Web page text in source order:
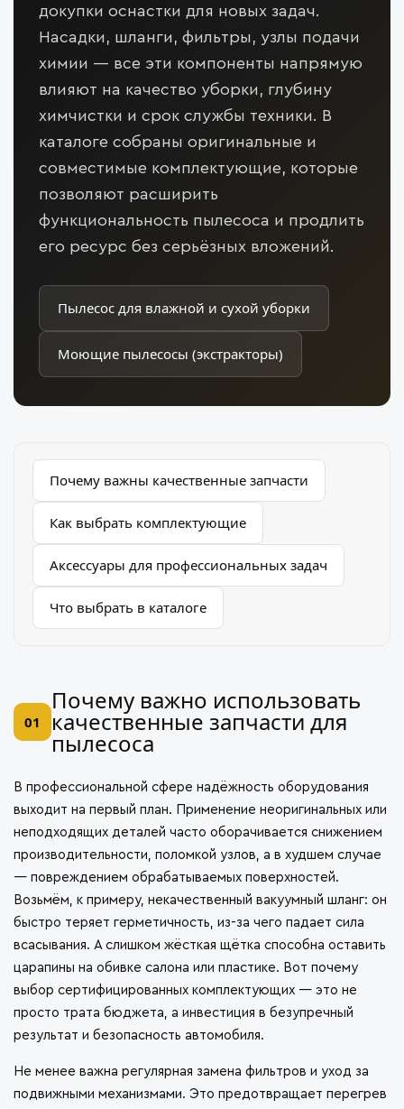
докупки оснастки для новых задач.
Насадки, шланги, фильтры, узлы подачи
химии — все эти компоненты напрямую
влияют на качество уборки, глубину
химчистки и срок службы техники. В
каталоге собраны оригинальные и
совместимые комплектующие, которые
позволяют расширить
функциональность пылесоса и продлить
его ресурс без серьёзных вложений.
Пылесос для влажной и сухой уборки
Моющие пылесосы (экстракторы)
Почему важны качественные запчасти
Как выбрать комплектующие
Аксессуары для профессиональных задач
Что выбрать в каталоге
01
Почему важно использовать
качественные запчасти для
пылесоса
В профессиональной сфере надёжность оборудования
выходит на первый план. Применение неоригинальных или
неподходящих деталей часто оборачивается снижением
производительности, поломкой узлов, а в худшем случае
— повреждением обрабатываемых поверхностей.
Возьмём, к примеру, некачественный вакуумный шланг: он
быстро теряет герметичность, из-за чего падает сила
всасывания. А слишком жёсткая щётка способна оставить
царапины на обивке салона или пластике. Вот почему
выбор сертифицированных комплектующих — это не
просто трата бюджета, а инвестиция в безупречный
результат и безопасность автомобиля.
Не менее важна регулярная замена фильтров и уход за
подвижными механизмами. Это предотвращает перегрев